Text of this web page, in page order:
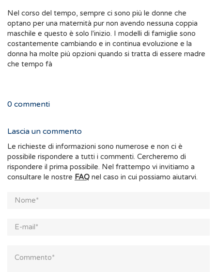
Nel corso del tempo, sempre ci sono più le donne che
optano per una maternità pur non avendo nessuna coppia
maschile e questo è solo l'inizio. I modelli di famiglie sono
costantemente cambiando e in continua evoluzione e la
donna ha molte più opzioni quando si tratta di essere madre
che tempo fà
0 commenti
Lascia un commento
Le richieste di informazioni sono numerose e non ci è
possibile rispondere a tutti i commenti. Cercheremo di
rispondere il prima possibile. Nel frattempo vi invitiamo a
consultare le nostre FAQ nel caso in cui possiamo aiutarvi.